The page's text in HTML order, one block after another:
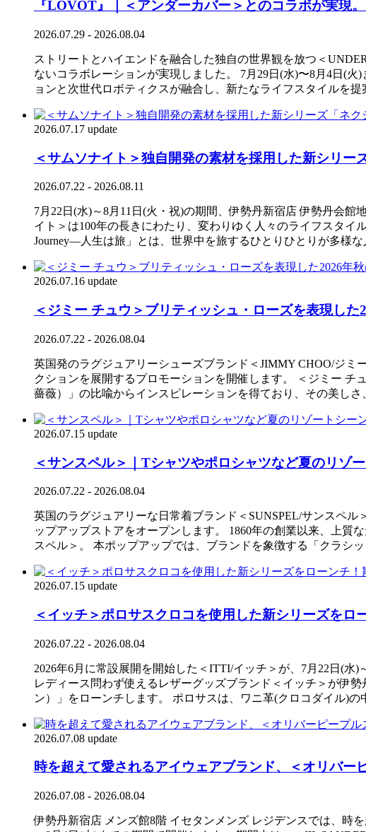
『LOVOT』｜＜アンダーカバー＞とのコラボが実現
2026.07.29 - 2026.08.04
ストリートとハイエンドを融合した独自の世界観を放つ＜
ないコラボレーションが実現しました。 7月29日(水)〜8月4日(
ョンと次世代ロボティクスが融合し、新たなライフスタイルを
2026.07.17 update
＜サムソナイト＞独自開発の素材を採用した新シリー
2026.07.22 - 2026.08.11
7月22日(水)～8月11日(火・祝)の期間、伊勢丹新宿店 伊勢丹会
イト＞は100年の長きにわたり、変わりゆく人々のライフスタイ
Journey―人生は旅」とは、世界中を旅するひとりひとりが多様
2026.07.16 update
＜ジミー チュウ＞ブリティッシュ・ローズを表現し
2026.07.22 - 2026.08.04
英国発のラグジュアリーシューズブランド＜JIMMY CHOO/ジミ
クションを展開するプロモーションを開催します。 ＜ジミー
薔薇）」の比喩からインスピレーションを得ており、その美し
2026.07.15 update
＜サンスペル＞｜Tシャツやポロシャツなど夏のリゾ
2026.07.22 - 2026.08.04
英国のラグジュアリーな日常着ブランド＜SUNSPEL/サンスペ
ップアップストアをオープンします。 1860年の創業以来、上質
スペル＞。 本ポップアップでは、ブランドを象徴する「クラシ
2026.07.15 update
＜イッチ＞ポロサスクロコを使用した新シリーズをロ
2026.07.22 - 2026.08.04
2026年6月に常設展開を開始した＜ITTI/イッチ＞が、7月22日(水
レディース問わず使えるレザーグッズブランド＜イッチ＞が伊
ン）」をローンチします。 ポロサスは、ワニ革(クロコダイル)
2026.07.08 update
時を超えて愛されるアイウェアブランド、＜オリバー
2026.07.08 - 2026.08.04
伊勢丹新宿店 メンズ館8階 イセタンメンズ レジデンスでは、時